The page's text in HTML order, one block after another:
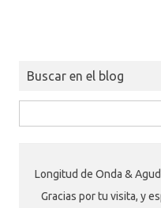
Buscar en el blog
Longitud de Onda &
Gracias por tu visita, y